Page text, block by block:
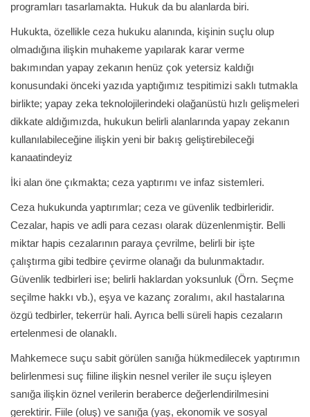
programları tasarlamakta. Hukuk da bu alanlarda biri.
Hukukta, özellikle ceza hukuku alanında, kişinin suçlu olup
olmadığına ilişkin muhakeme yapılarak karar verme
bakımından yapay zekanın henüz çok yetersiz kaldığı
konusundaki önceki yazıda yaptığımız tespitimizi saklı tutmakla
birlikte; yapay zeka teknolojilerindeki olağanüstü hızlı gelişmeleri
dikkate aldığımızda, hukukun belirli alanlarında yapay zekanın
kullanılabileceğine ilişkin yeni bir bakış geliştirebileceği
kanaatindeyiz
İki alan öne çıkmakta; ceza yaptırımı ve infaz sistemleri.
Ceza hukukunda yaptırımlar; ceza ve güvenlik tedbirleridir.
Cezalar, hapis ve adli para cezası olarak düzenlenmiştir. Belli
miktar hapis cezalarının paraya çevrilme, belirli bir işte
çalıştırma gibi tedbire çevirme olanağı da bulunmaktadır.
Güvenlik tedbirleri ise; belirli haklardan yoksunluk (Örn. Seçme
seçilme hakkı vb.), eşya ve kazanç zoralımı, akıl hastalarına
özgü tedbirler, tekerrür hali. Ayrıca belli süreli hapis cezaların
ertelenmesi de olanaklı.
Mahkemece suçu sabit görülen sanığa hükmedilecek yaptırımın
belirlenmesi suç fiiline ilişkin nesnel veriler ile suçu işleyen
sanığa ilişkin öznel verilerin beraberce değerlendirilmesini
gerektirir. Fiile (oluş) ve sanığa (yaş, ekonomik ve sosyal